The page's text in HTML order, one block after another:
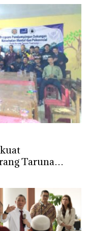
Taruna